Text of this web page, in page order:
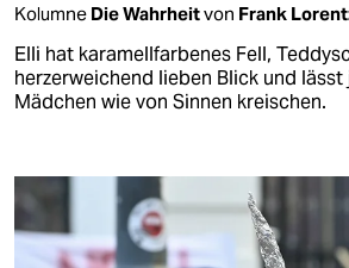
Kolumne Die Wahrheitvon Frank
Elli hat karamellfarbenes Fell,
herzerweichend lieben Blick und lässt
Mädchen wie von Sinnen kreischen.